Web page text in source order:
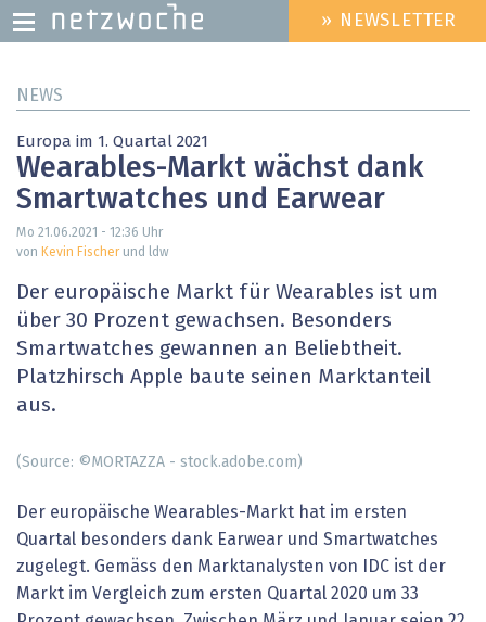
zum
HEADER
MENU
» NEWSLETTER
NEWS
Europa im 1. Quartal 2021
Wearables-Markt wächst dank
Smartwatches und Earwear
Mo 21.06.2021 - 12:36 Uhr
von Kevin Fischerund ldw
Der europäische Markt für Wearables ist um
über 30 Prozent gewachsen. Besonders
Smartwatches gewannen an Beliebtheit.
Platzhirsch Apple baute seinen Marktanteil
aus.
(Source: ©MORTAZZA - stock.adobe.com)
Der europäische Wearables-Markt hat im ersten
Quartal besonders dank Earwear und Smartwatches
zugelegt. Gemäss den Marktanalysten von IDC ist der
Markt im Vergleich zum ersten Quartal 2020 um 33